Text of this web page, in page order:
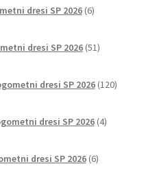
na
izdelka
dresi SP 2026 6izdelkov
dresi SP 2026 51izdelkov
dresi SP 2026 120izdelkov
dresi SP 2026 4izdelki
dresi SP 2026 6izdelkov